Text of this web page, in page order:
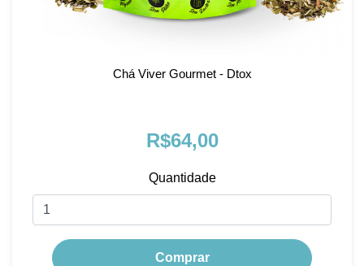
Chá Viver Gourmet - Dtox
R$64,00
Quantidade
Comprar